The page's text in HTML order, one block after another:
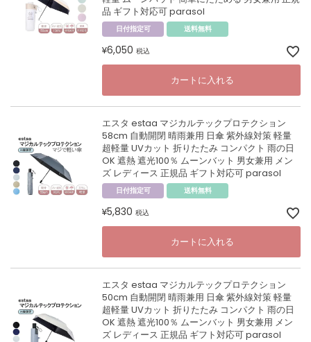
品 ギフト対応可 parasol
日付指定可 送料無料
¥6,050 税込
カートに入れる
エスタ estaa マジカルテックプロテクション
58cm 自動開閉 晴雨兼用 日傘 紫外線対策 軽量
超軽量 UVカット 折りたたみ コンパクト 雨の日
OK 遮熱 遮光100％ ムーンバット 男女兼用 メン
ズ レディース 正規品 ギフト対応可 parasol
日付指定可 送料無料
¥5,830 税込
カートに入れる
エスタ estaa マジカルテックプロテクション
50cm 自動開閉 晴雨兼用 日傘 紫外線対策 軽量
超軽量 UVカット 折りたたみ コンパクト 雨の日
OK 遮熱 遮光100％ ムーンバット 男女兼用 メン
ズ レディース 正規品 ギフト対応可 parasol